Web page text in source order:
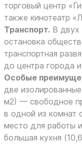
торговый центр
также кинотеатр
Транспорт. В
остановка
транспортная
до центра города
Особые
две
м2) — свободное
в одной из комнат
место для работы
большая кухня